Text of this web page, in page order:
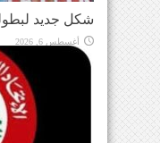
شكل جديد
أغسطس 6, 2026